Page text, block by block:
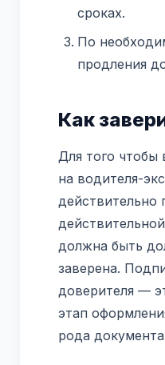
сроках.
По
продления
Как
Для того чтобы
на водителя-
действительно
должна быть
заверена.
доверителя —
этап
рода